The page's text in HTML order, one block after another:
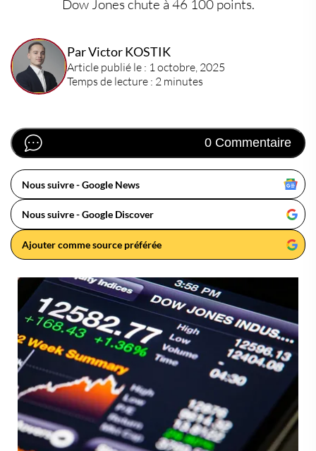
Dow Jones chute à 46 100 points.
Par Victor KOSTIK
Article publié le : 1 octobre, 2025
Temps de lecture : 2 minutes
0 Commentaire
Nous suivre - Google News
Nous suivre - Google Discover
Ajouter comme source préférée